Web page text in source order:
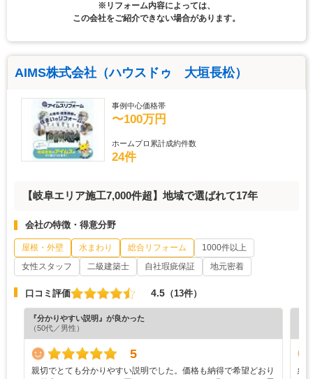
※リフォーム内容によっては、
この会社をご紹介できない場合があります。
AIMS株式会社（ハウスドゥ 大垣長松）
事例中心価格帯
〜100万円
ホームプロ累計成約件数
24件
【岐阜エリア施工7,000件超】地域で選ばれて17年
会社の特徴・得意分野
屋根・外壁 水まわり 総合リフォーム
1000件以上
女性スタッフ
二級建築士 自社瑕疵保証 地元密着
口コミ評価 4.5 （13件）
『分かりやすい説明』が良かった
（50代／男性）
5
親切でとても分かりやすい説明でした。価格も納得で希望どおり
結